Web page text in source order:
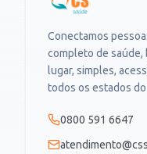
Conectamos
completo de saúde,
lugar, simples,
todos os estados
0800 591 6647